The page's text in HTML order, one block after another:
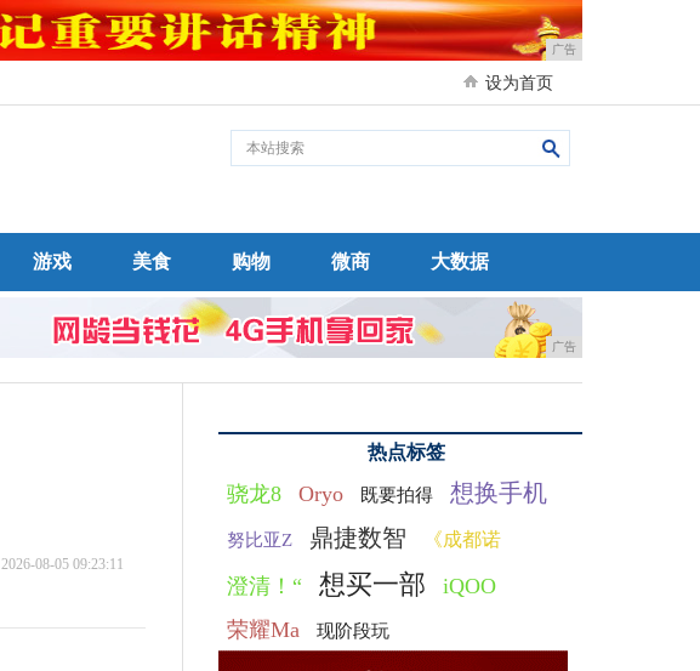
广告
设为首页
游戏 美食 购物 微商 大数据
广告
2026-08-05 09:23:11
热点标签
骁龙8 Oryo 既要拍得 想换手机
努比亚Z 鼎捷数智 《成都诺
澄清！“ 想买一部
iQOO
荣耀Ma
现阶段玩